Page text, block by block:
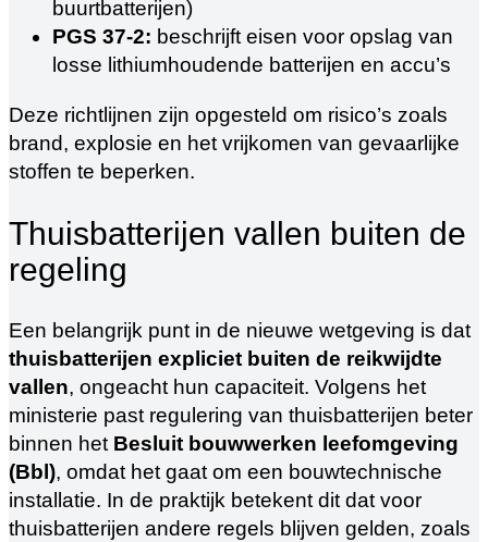
buurtbatterijen)
PGS 37-2: beschrijft eisen voor opslag van
losse lithiumhoudende batterijen en accu’s
Deze richtlijnen zijn opgesteld om risico’s zoals
brand, explosie en het vrijkomen van gevaarlijke
stoffen te beperken.
Thuisbatterijen vallen buiten de
regeling
Een belangrijk punt in de nieuwe wetgeving is dat
thuisbatterijen expliciet buiten de reikwijdte
vallen, ongeacht hun capaciteit. Volgens het
ministerie past regulering van thuisbatterijen beter
binnen het Besluit bouwwerken leefomgeving
(Bbl), omdat het gaat om een bouwtechnische
installatie. In de praktijk betekent dit dat voor
thuisbatterijen andere regels blijven gelden, zoals